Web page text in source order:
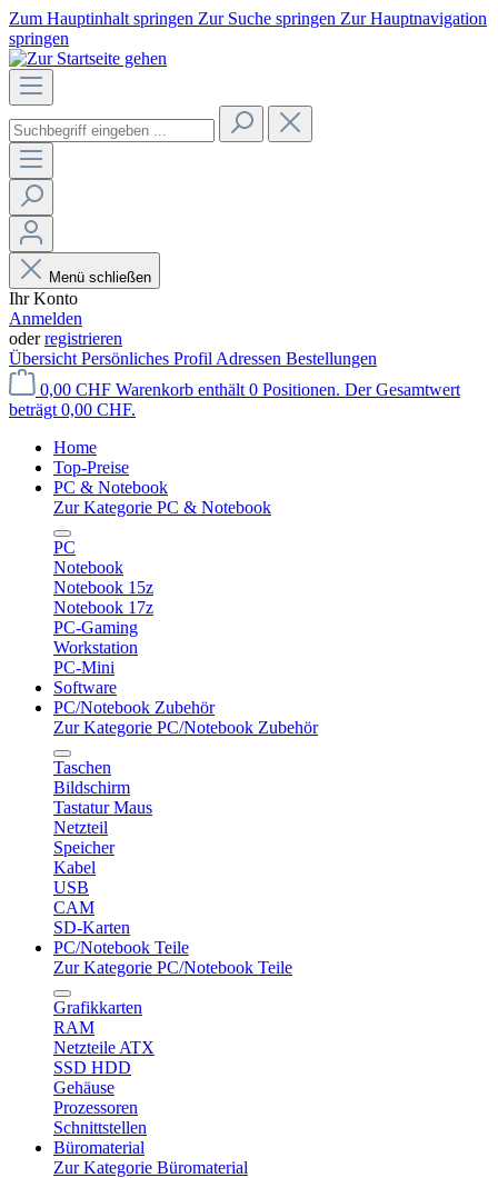
Zum Hauptinhalt springen Zur Suche springen Zur Hauptnavigation
springen
Menü schließen
Ihr Konto
Anmelden
oderregistrieren
Übersicht Persönliches Profil Adressen Bestellungen
0,00 CHF Warenkorb enthält 0 Positionen. Der Gesamtwert
beträgt 0,00 CHF.
Home
Top-Preise
PC & Notebook
Zur Kategorie PC & Notebook
PC
Notebook
Notebook 15z
Notebook 17z
PC-Gaming
Workstation
PC-Mini
Software
PC/Notebook Zubehör
Zur Kategorie PC/Notebook Zubehör
Taschen
Bildschirm
Tastatur Maus
Netzteil
Speicher
Kabel
USB
CAM
SD-Karten
PC/Notebook Teile
Zur Kategorie PC/Notebook Teile
Grafikkarten
RAM
Netzteile ATX
SSD HDD
Gehäuse
Prozessoren
Schnittstellen
Büromaterial
Zur Kategorie Büromaterial